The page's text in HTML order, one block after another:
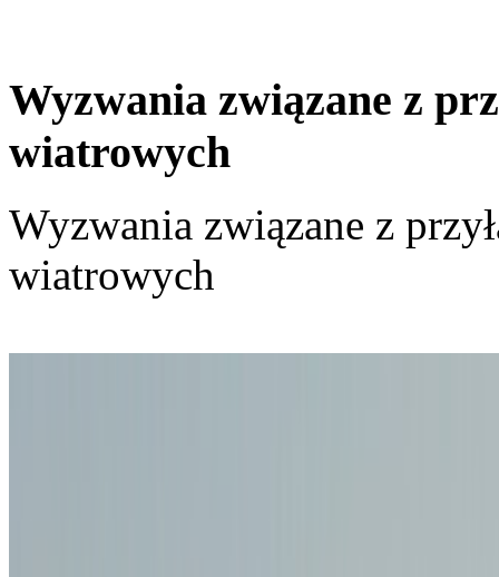
Wyzwania związane z
wiatrowych
Wyzwania związane z
wiatrowych